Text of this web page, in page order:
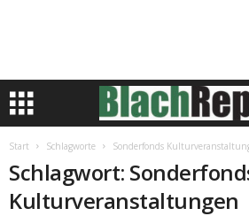
Start Schlagworte Sonderfonds
Schlagwort:
Kulturveranstaltungen